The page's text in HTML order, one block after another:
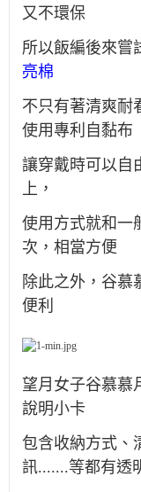
又不環保
所以飯編後來嘗
亮棉
不只有著清爽耐
使用專利自黏布
讓穿戴時可以自
上，
使用方式就和一
次，相當方便
除此之外，谷慕
便利
望⽉⼥⼦⾕慕慕
說明小卡
包含收納方式、
訊.......等都有透